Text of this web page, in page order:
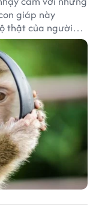
giáp này
thật của người